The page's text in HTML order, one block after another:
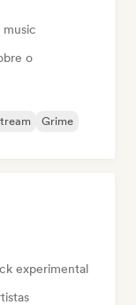
music
o
Grime
experimental